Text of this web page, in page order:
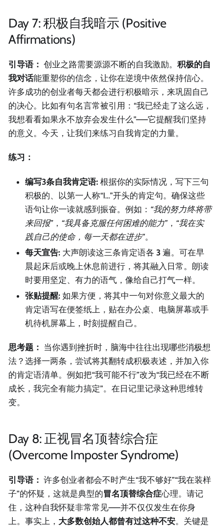
Day 7: 积极自我暗示 (Positive
Affirmations)
引导语： 创业之路需要源源不断的自我激励。 积极的自
我对话能重塑你的信念，让你在逆境中依然保持信心。
许多成功的创业者每天都会进行积极暗示，来巩固自己
的决心。比如有句名言常被引用：“我已经走了这么远，
我想看看如果永不放弃会发生什么”——它提醒我们坚持
的意义。今天，让我们来练习自我肯定的力量。
练习：
编写3条自我肯定语: 根据你的实际情况，写下三句
积极的、以第一人称“I…”开头的肯定句。确保这些
语句让你一读就感到振奋。例如： “我的努力终将带
来回报”， “我具备克服任何困难的能力”， “我在实
践自己的使命，每一天都在进步”。
每天宣告: 大声朗读这三条肯定语各 3 遍。可在早
晨起床后或晚上休息前进行，将其融入日常。朗读
时要用坚定、有力的语气，像给自己打气一样。
张贴提醒: 如果方便，将其中一句对你意义最大的
肯定语写在便签纸上，贴在办公桌、电脑屏幕或手
机待机屏幕上，时刻提醒自己。
思考题： 当你遇到挫折时，脑海中往往出现哪些消极想
法？选择一两条，尝试将其翻转成积极表述，并加入你
的肯定语清单。例如把“我可能不行”改为“我已经在不断
成长，我完全有能力搞定”。在日记里记录这种思维转
变。
Day 8: 正视冒名顶替综合症
(Overcome Imposter Syndrome)
引导语： 许多创业者都会不时产生“我不够好”“我在装样
子”的怀疑，这就是典型的冒名顶替综合症心理。请记
住，这种自我怀疑非常常见——并不仅仅发生在你身
上。事实上， 大多数创始人都曾有过这种不安。关键是